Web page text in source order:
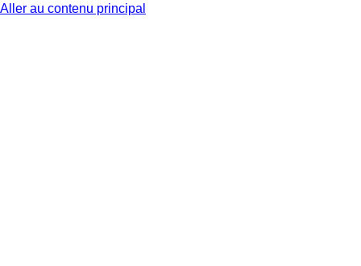
Aller au contenu principal